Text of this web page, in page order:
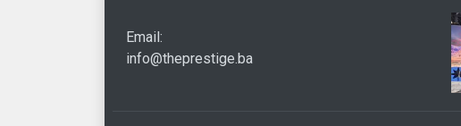
Email:
info@theprestige.ba